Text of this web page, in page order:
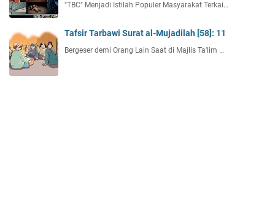
"TBC" Menjadi Istilah Populer Masyarakat Terkai…
Tafsir Tarbawi Surat al-Mujadilah [58]: 11
Bergeser demi Orang Lain Saat di Majlis Ta'lim …